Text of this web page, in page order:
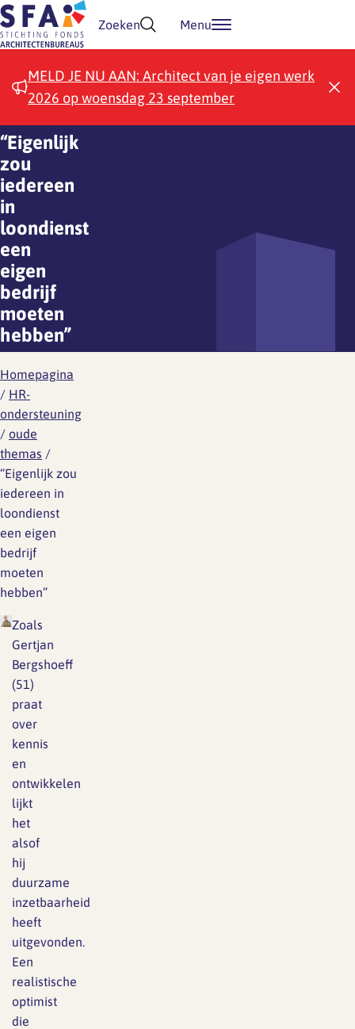
Doorgaan naar inhoud
Zoeken Menu
MELD JE NU AAN: Architect van je eigen werk
2026 op woensdag 23 september
“Eigenlijk
zou
iedereen
in
loondienst
een
eigen
bedrijf
moeten
hebben”
Homepagina
/ HR-
ondersteuning
/ oude
themas /
“Eigenlijk zou
iedereen in
loondienst
een eigen
bedrijf
moeten
hebben”
Zoals
Gertjan
Bergshoeff
(51)
praat
over
kennis
en
ontwikkelen
lijkt
het
alsof
hij
duurzame
inzetbaarheid
heeft
uitgevonden.
Een
realistische
optimist
die